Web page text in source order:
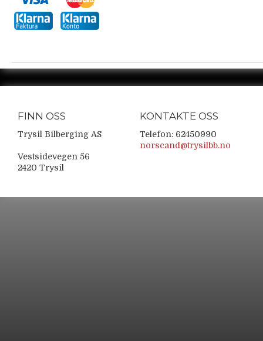
FINN OSS
Trysil Bilberging AS
Vestsidevegen 56
2420 Trysil
KONTAKTE OSS
Telefon: 62450990
norscand@trysilbb.no